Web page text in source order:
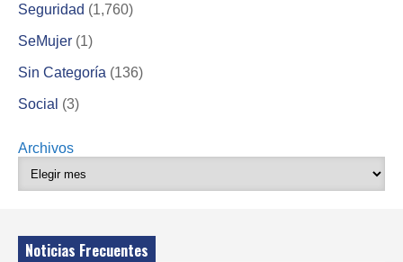
Seguridad (1,760)
SeMujer (1)
Sin Categoría (136)
Social (3)
Archivos
Noticias Frecuentes